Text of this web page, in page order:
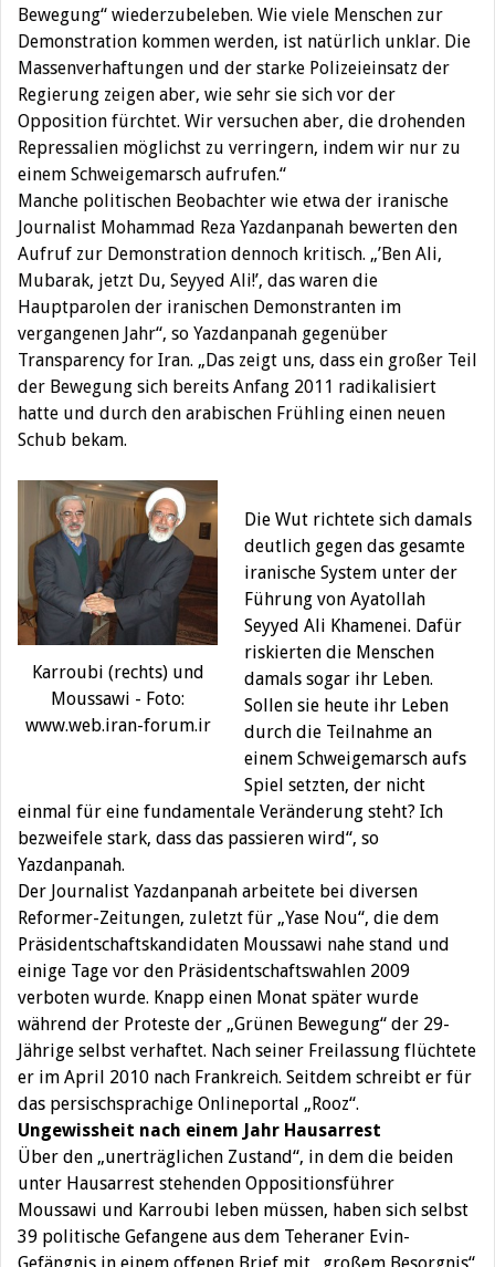
Bewegung“ wiederzubeleben. Wie viele Menschen zur
Demonstration kommen werden, ist natürlich unklar. Die
Massenverhaftungen und der starke Polizeieinsatz der
Regierung zeigen aber, wie sehr sie sich vor der
Opposition fürchtet. Wir versuchen aber, die drohenden
Repressalien möglichst zu verringern, indem wir nur zu
einem Schweigemarsch aufrufen.“
Manche politischen Beobachter wie etwa der iranische
Journalist Mohammad Reza Yazdanpanah bewerten den
Aufruf zur Demonstration dennoch kritisch. „’Ben Ali,
Mubarak, jetzt Du, Seyyed Ali!’, das waren die
Hauptparolen der iranischen Demonstranten im
vergangenen Jahr“, so Yazdanpanah gegenüber
Transparency for Iran. „Das zeigt uns, dass ein großer Teil
der Bewegung sich bereits Anfang 2011 radikalisiert
hatte und durch den arabischen Frühling einen neuen
Schub bekam.
Karroubi (rechts) und
Moussawi - Foto:
www.web.iran-forum.ir
Die Wut richtete sich damals
deutlich gegen das gesamte
iranische System unter der
Führung von Ayatollah
Seyyed Ali Khamenei. Dafür
riskierten die Menschen
damals sogar ihr Leben.
Sollen sie heute ihr Leben
durch die Teilnahme an
einem Schweigemarsch aufs
Spiel setzten, der nicht
einmal für eine fundamentale Veränderung steht? Ich
bezweifele stark, dass das passieren wird“, so
Yazdanpanah.
Der Journalist Yazdanpanah arbeitete bei diversen
Reformer-Zeitungen, zuletzt für „Yase Nou“, die dem
Präsidentschaftskandidaten Moussawi nahe stand und
einige Tage vor den Präsidentschaftswahlen 2009
verboten wurde. Knapp einen Monat später wurde
während der Proteste der „Grünen Bewegung“ der 29-
Jährige selbst verhaftet. Nach seiner Freilassung flüchtete
er im April 2010 nach Frankreich. Seitdem schreibt er für
das persischsprachige Onlineportal „Rooz“.
Ungewissheit nach einem Jahr Hausarrest
Über den „unerträglichen Zustand“, in dem die beiden
unter Hausarrest stehenden Oppositionsführer
Moussawi und Karroubi leben müssen, haben sich selbst
39 politische Gefangene aus dem Teheraner Evin-